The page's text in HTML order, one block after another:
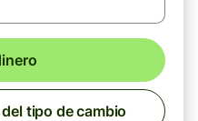
tipo de cambio